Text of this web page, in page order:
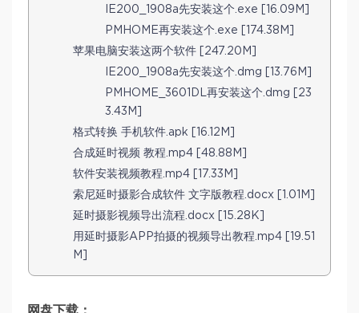
IE200_1908a先安装这个.exe [16.09M]
PMHOME再安装这个.exe [174.38M]
苹果电脑安装这两个软件 [247.20M]
IE200_1908a先安装这个.dmg [13.76M]
PMHOME_3601DL再安装这个.dmg [23
3.43M]
格式转换 手机软件.apk [16.12M]
合成延时视频 教程.mp4 [48.88M]
软件安装视频教程.mp4 [17.33M]
索尼延时摄影合成软件 文字版教程.docx [1.01M]
延时摄影视频导出流程.docx [15.28K]
用延时摄影APP拍摄的视频导出教程.mp4 [19.51
M]